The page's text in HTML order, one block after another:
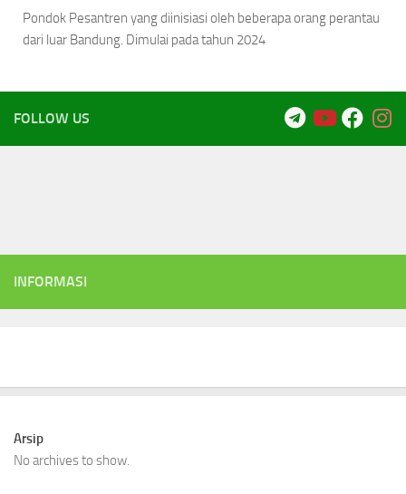
Pondok Pesantren yang diinisiasi oleh beberapa orang perantau
dari luar Bandung. Dimulai pada tahun 2024
FOLLOW US
INFORMASI
Arsip
No archives to show.